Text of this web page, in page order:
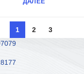
1 2
3